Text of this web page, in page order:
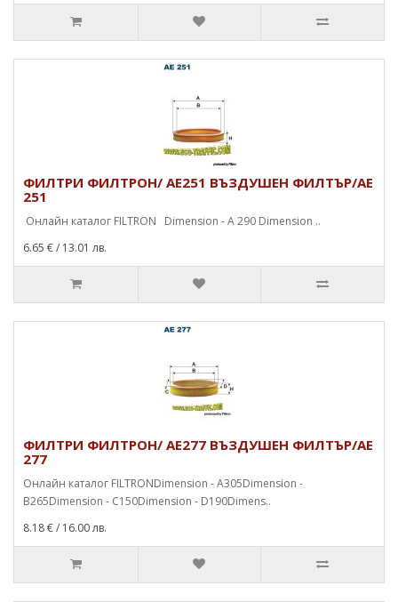
ФИЛТРИ ФИЛТРОН/ AE251 ВЪЗДУШЕН ФИЛТЪР/AE
251
Онлайн каталог FILTRON Dimension - A 290 Dimension ..
6.65 €/ 13.01 лв.
ФИЛТРИ ФИЛТРОН/ AE277 ВЪЗДУШЕН ФИЛТЪР/AЕ
277
Онлайн каталог FILTRONDimension - A305Dimension -
B265Dimension - C150Dimension - D190Dimens..
8.18 €/ 16.00 лв.